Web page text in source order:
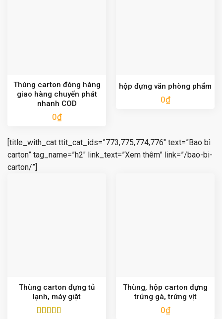
Thùng carton đóng hàng
giao hàng chuyển phát
nhanh COD
0₫
hộp đựng văn phòng phẩm
0₫
[title_with_cat ttit_cat_ids=”773,775,774,776″ text=”Bao bì
carton” tag_name=”h2″ link_text=”Xem thêm” link=”/bao-bi-
carton/”]
Thùng carton đựng tủ
lạnh, máy giặt
Thùng, hộp carton đựng
trứng gà, trứng vịt
0₫